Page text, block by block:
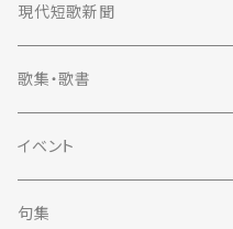
定期購読
2023年
2022年
2021年
現代短歌新聞
定期購読
2023年
2022年
歌集・歌書
歌集
単行本
評論
イベント
句集